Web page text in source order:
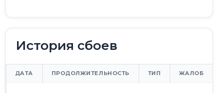
История сбоев
ДАТА ПРОДОЛЖИТЕЛЬНОСТЬ ТИП ЖАЛОБ